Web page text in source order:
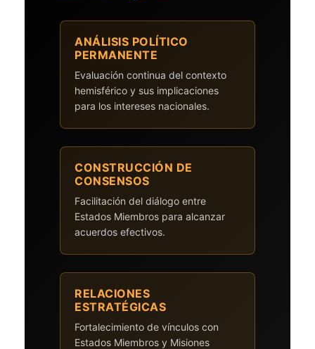
ANÁLISIS POLÍTICO
PERMANENTE
Evaluación continua del contexto
hemisférico y sus implicaciones
para los intereses nacionales.
CONSTRUCCIÓN DE
CONSENSOS
Facilitación del diálogo entre
Estados Miembros para alcanzar
acuerdos efectivos.
RELACIONES
ESTRATÉGICAS
Fortalecimiento de vínculos con
Estados Miembros y Misiones